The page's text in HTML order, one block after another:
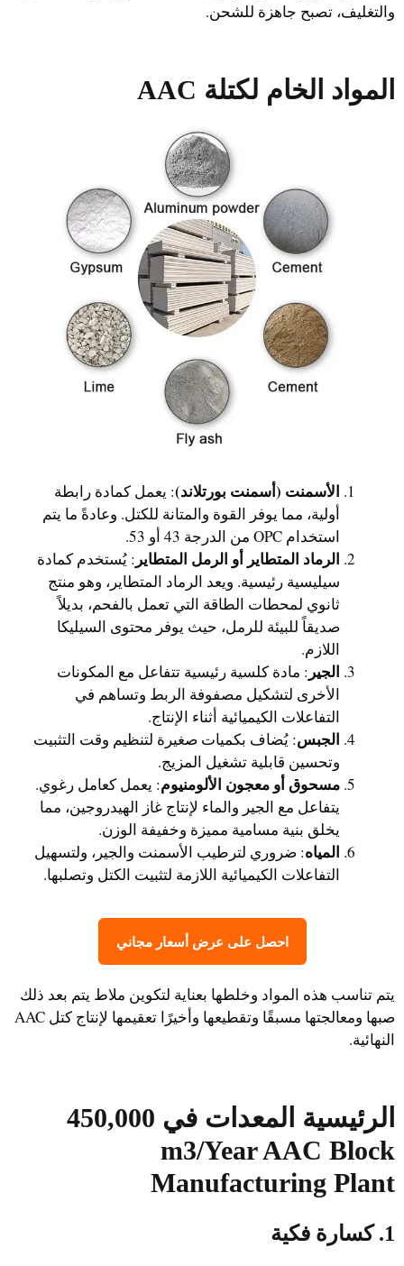
والتغليف، تصبح جاهزة للشحن.
المواد الخام لكتلة AAC
الأسمنت (أسمنت بورتلاند): يعمل كمادة رابطة
أولية، مما يوفر القوة والمتانة للكتل. وعادةً ما يتم
استخدام OPC من الدرجة 43 أو 53.
الرماد المتطاير أو الرمل المتطاير : يُستخدم كمادة
سيليسية رئيسية. ويعد الرماد المتطاير، وهو منتج
ثانوي لمحطات الطاقة التي تعمل بالفحم، بديلاً
صديقاً للبيئة للرمل، حيث يوفر محتوى السيليكا
اللازم.
الجير : مادة كلسية رئيسية تتفاعل مع المكونات
الأخرى لتشكيل مصفوفة الربط وتساهم في
التفاعلات الكيميائية أثناء الإنتاج.
الجبس: يُضاف بكميات صغيرة لتنظيم وقت التثبيت
وتحسين قابلية تشغيل المزيج.
مسحوق أو معجون الألومنيوم: يعمل كعامل رغوي.
يتفاعل مع الجير والماء لإنتاج غاز الهيدروجين، مما
يخلق بنية مسامية مميزة وخفيفة الوزن.
المياه: ضروري لترطيب الأسمنت والجير، ولتسهيل
التفاعلات الكيميائية اللازمة لتثبيت الكتل وتصلبها.
احصل على عرض أسعار مجاني
يتم تناسب هذه المواد وخلطها بعناية لتكوين ملاط يتم بعد ذلك
صبها ومعالجتها مسبقًا وتقطيعها وأخيرًا تعقيمها لإنتاج كتل AAC
النهائية.
الرئيسية المعداتفي 450,000
m3/Year AAC Block
Manufacturing Plant
1. كسارة فكية